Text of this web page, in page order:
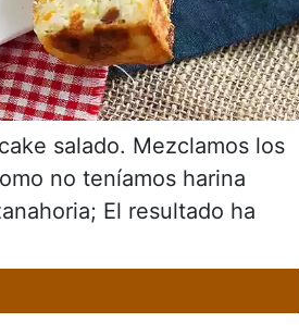
salado. Mezclamos los
no teníamos harina
El resultado ha